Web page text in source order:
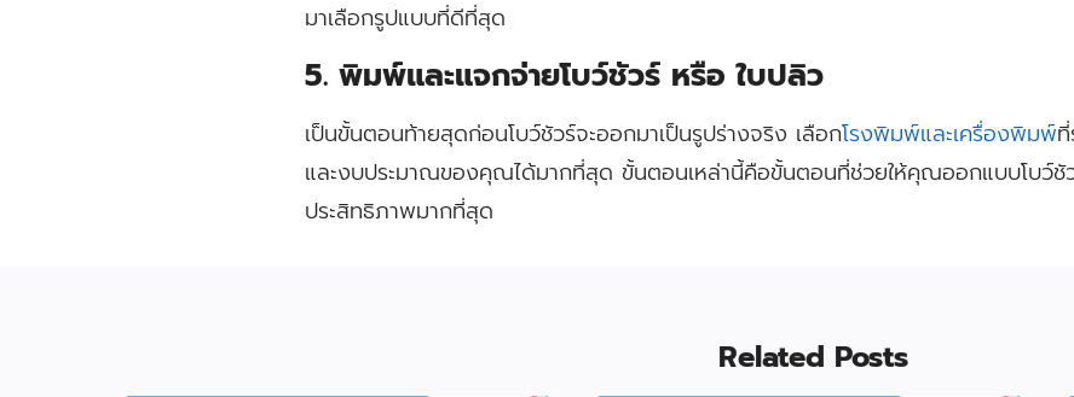
มาเลือกรูปแบบที่ดีที่สุด
5. พิมพ์และแจกจ่ายโบว์ชัวร์ หรือ ใบปลิว
เป็นขั้นตอนท้ายสุดก่อนโบว์ชัวร์จะออกมาเป็นรูปร่างจริง เลือกโรงพิมพ์และเครื่องพิมพ์
และงบประมาณของคุณได้มากที่สุด ขั้นตอนเหล่านี้คือขั้นตอนที่ช่วยให้คุณออกแบบโบว์ชัว
ประสิทธิภาพมากที่สุด
Related Posts